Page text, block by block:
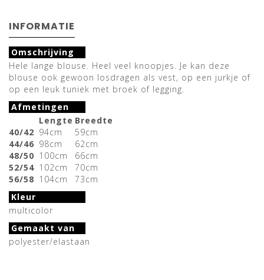
INFORMATIE
Omschrijving
Hele lange blouse. Heel veel knoopjes. Je kan deze
blouse ook gewoon losdragen als vest, op een jurkje of
op een leuk tuniek met broek of legging.
Afmetingen
Lengte Breedte
40/42 94cm
59cm
44/46 98cm
62cm
48/50 100cm
66cm
52/54 102cm
70cm
56/58 104cm
73cm
Kleur
multicolor
Gemaakt van
polyester/elastaan